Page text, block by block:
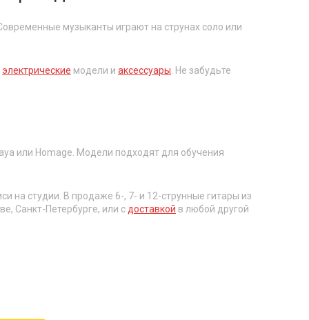
музыканты играют на струнах соло или
электрические модели и аксессуары . Не забудьте
или Homage. Модели подходят для обучения
на студии. В продаже 6-, 7- и 12-струнные гитары из
Санкт-Петербурге, или с доставкой в любой другой